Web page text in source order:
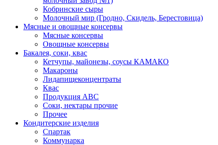
Кобринские сыры
Молочный мир (Гродно, Скидель, Берестовица)
Мясные и овощные консервы
Мясные консервы
Овощные консервы
Бакалея, соки, квас
Кетчупы, майонезы, соусы КАМАКО
Макароны
Лидапищеконцентраты
Квас
Продукция АВС
Соки, нектары прочие
Прочее
Кондитерские изделия
Спартак
Коммунарка